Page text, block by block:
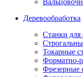
Деревообработка
Станки для
Токарные
Форматно-
Фрезерные